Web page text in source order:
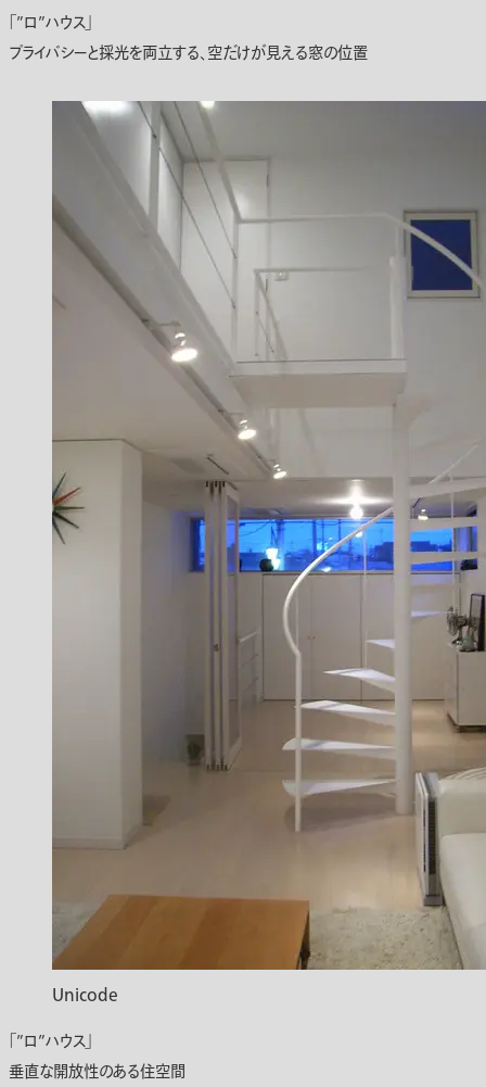
「”ロ”ハウス」
プライバシーと採光を両立する、空だけが見える窓の位置
Unicode
「”ロ”ハウス」
垂直な開放性のある住空間